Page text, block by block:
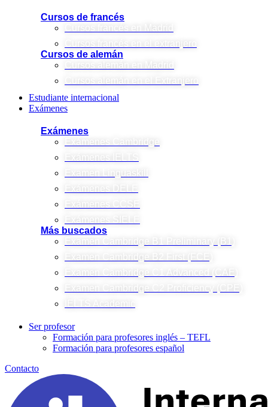
Cursos de francés
Cursos francés en Madrid
Cursos de alemán
Cursos alemán en Madrid
Cursos alemán en el Extranjero
Estudiante internacional
Exámenes
Exámenes
Exámenes Cambridge
Exámenes IELTS
Examen Linguaskill
Exámenes DELE
Exámenes CCSE
Exámenes SIELE
Más buscados
Examen Cambridge B1 Preliminary (B1)
Examen Cambridge B2 First (FCE)
Examen Cambridge C1 Advanced (CAE)
Examen Cambridge C2 Proficiency (CPE)
IELTS Academic
Ser profesor
Formación para profesores inglés – TEFL
Formación para profesores español
Contacto